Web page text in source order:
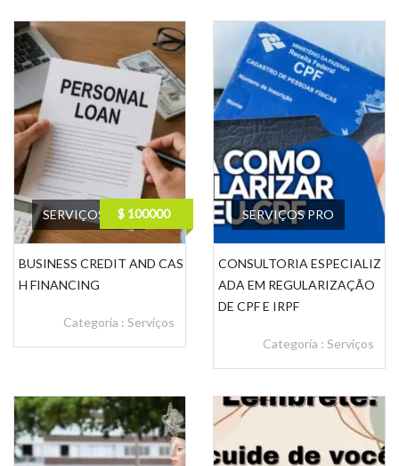
SERVIÇOS PRO$ 100000
BUSINESS CREDIT AND CAS
H FINANCING
Categoria : Serviços
SERVIÇOS PRO
CONSULTORIA ESPECIALIZ
ADA EM REGULARIZAÇÃO
DE CPF E IRPF
Categoria : Serviços